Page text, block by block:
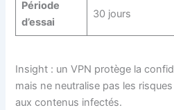
Période
d’essai
30 jours
Insight : un VPN protège la
mais ne neutralise pas les
aux contenus infectés.